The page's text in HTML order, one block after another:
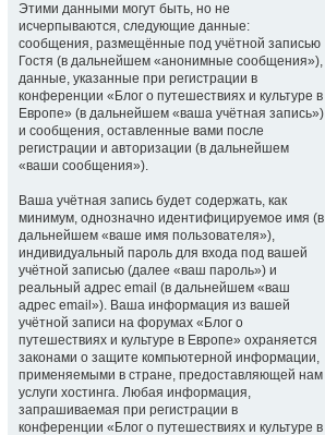
Этими данными могут быть, но не
исчерпываются, следующие данные:
сообщения, размещённые под учётной записью
Гостя (в дальнейшем «анонимные сообщения»),
данные, указанные при регистрации в
конференции «Блог о путешествиях и культуре в
Европе» (в дальнейшем «ваша учётная запись»)
и сообщения, оставленные вами после
регистрации и авторизации (в дальнейшем
«ваши сообщения»).
Ваша учётная запись будет содержать, как
минимум, однозначно идентифицируемое имя (в
дальнейшем «ваше имя пользователя»),
индивидуальный пароль для входа под вашей
учётной записью (далее «ваш пароль») и
реальный адрес email (в дальнейшем «ваш
адрес email»). Ваша информация из вашей
учётной записи на форумах «Блог о
путешествиях и культуре в Европе» охраняется
законами о защите компьютерной информации,
применяемыми в стране, предоставляющей нам
услуги хостинга. Любая информация,
запрашиваемая при регистрации в
конференции «Блог о путешествиях и культуре в